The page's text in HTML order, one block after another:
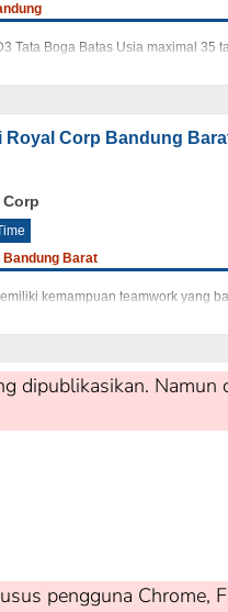
Boga Batas Usia maximal 35
Royal Corp Bandung
Bandung Barat
kemampuan teamwork yang
dipublikasikan. Namun
pengguna Chrome,